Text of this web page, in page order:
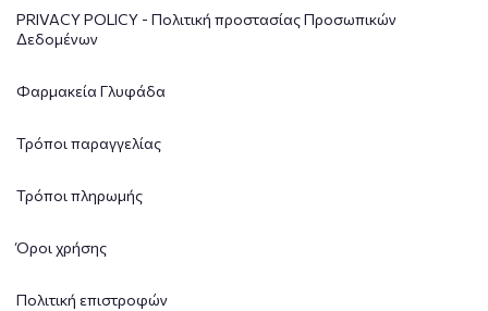
PRIVACY POLICY - Πολιτική προστασίας Προσωπικών
Δεδομένων
Φαρμακεία Γλυφάδα
Τρόποι παραγγελίας
Τρόποι πληρωμής
Όροι χρήσης
Πολιτική επιστροφών